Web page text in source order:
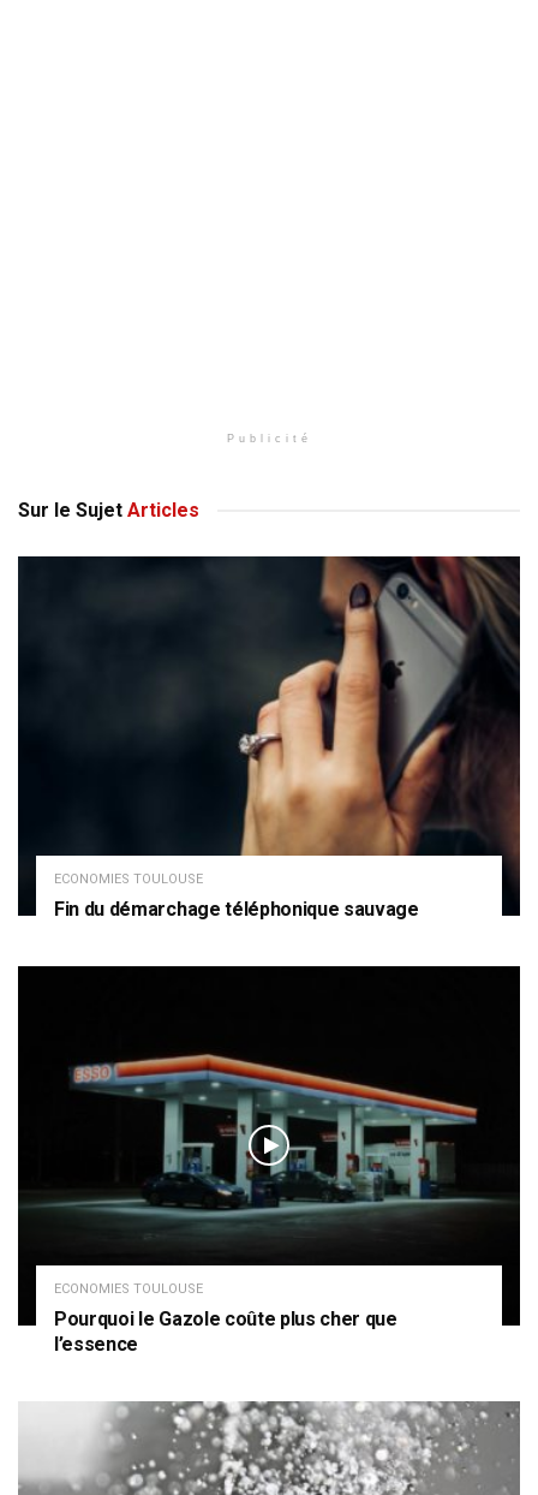
Publicité
Sur le Sujet Articles
ECONOMIES TOULOUSE
Fin du démarchage téléphonique sauvage
ECONOMIES TOULOUSE
Pourquoi le Gazole coûte plus cher que
l’essence